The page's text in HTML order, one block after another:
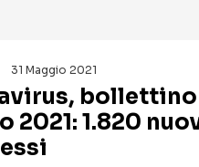
31 Maggio 2021
bollettino
2021: 1.820